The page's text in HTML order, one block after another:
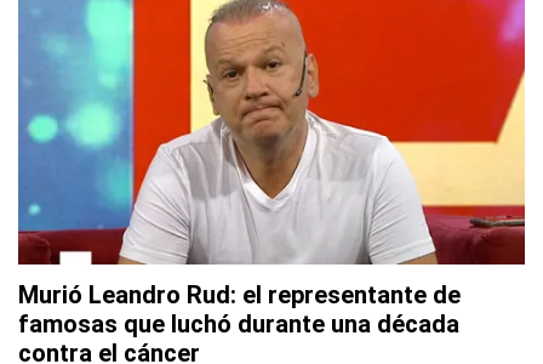
Murió Leandro Rud: el representante de
famosas que luchó durante una década
contra el cáncer